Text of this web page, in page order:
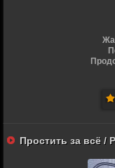
Простить за всё /